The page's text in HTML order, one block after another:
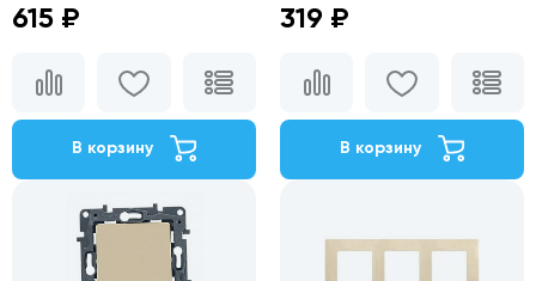
615 ₽
В корзину
319 ₽
В корзину